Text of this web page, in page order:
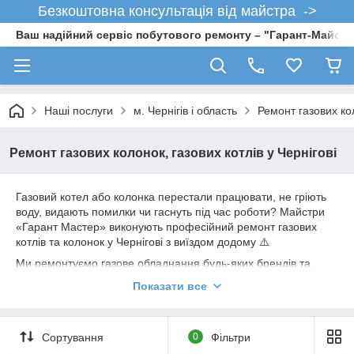
Безкоштовна консультація від майстра ->
Ваш надійний сервіс побутового ремонту – "Гарант-
Наші послуги м. Чернігів і область Ремонт газових
Ремонт газових колонок, газових котлів у Чернігові
Газовий котел або колонка перестали працювати, не гріють
воду, видають помилки чи гаснуть під час роботи? Майстри
«Гарант Мастер» виконують професійний ремонт газових
котлів та колонок у Чернігові з виїздом додому ⚠️
Ми ремонтуємо газове обладнання будь-яких брендів та
техніки. Виконуємо як терміновий ремонт, так і повне технічне
👉 Виїзд майстра можливий у день звернення
📍 Працюємо по всьому Чернігову: Центр, Масани,
Показати все
Сортування 0 Фільтри